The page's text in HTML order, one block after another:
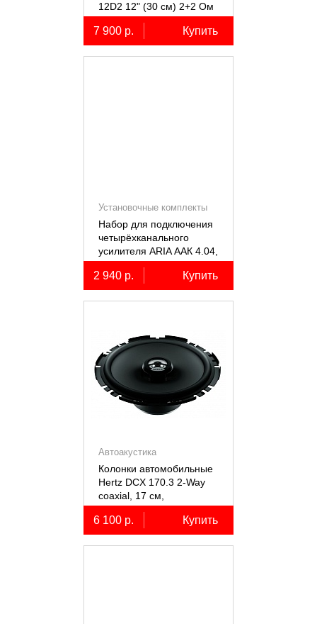
12D2 12" (30 см) 2+2 Ом
7 900 р. Купить
Установочные комплекты
(КИТы)
Набор для подключения
четырёхканального
усилителя ARIA ААК 4.04,
4AWG, miniANL 60А,
омедненный алюминий
(ССА)
2 940 р. Купить
Автоакустика
Колонки автомобильные
Hertz DCX 170.3 2-Way
coaxial, 17 см,
коаксиальные
двухполосные, 2 шт.
6 100 р. Купить